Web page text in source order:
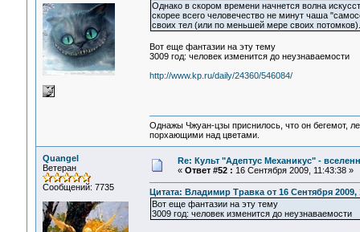
Однако в скором времени начнется волна
скорее всего человечество не минут чаша
своих тел (или по меньшей мере своих потомков).
Вот еще фантазии на эту тему
3009 год: человек изменится до неузнаваемости
http://www.kp.ru/daily/24360/546084/
Однажы Чжуан-цзы приснилось, что он бегемот,
порхающими над цветами.
Quangel
Ветеран
Сообщений: 7735
Re: Культ "Адептус Механикус" -
« Ответ #52 : 16 Сентября 2009, 11:43:38 »
Цитата: Владимир Травка от 16 Сентября 2009,
Вот еще фантазии на эту тему
3009 год: человек изменится до неузнаваемости